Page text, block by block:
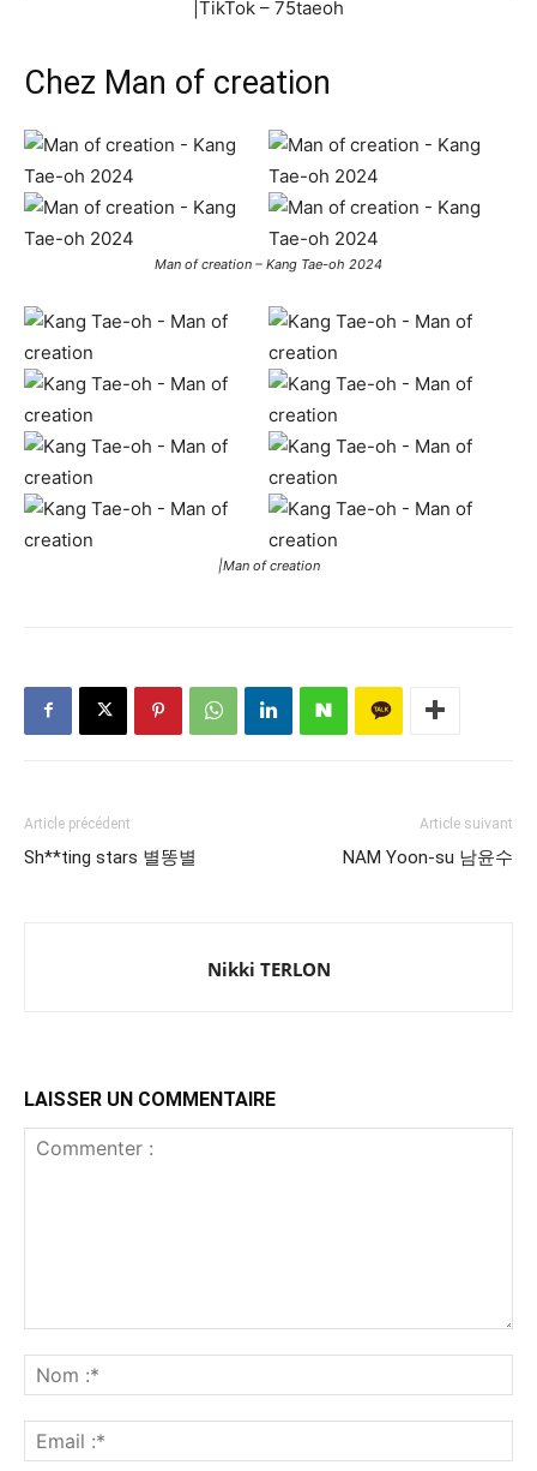
|TikTok – 75taeoh
Chez Man of creation
Man of creation – Kang Tae-oh 2024
|Man of creation
Article précédent
Sh**ting stars 별똥별
Article suivant
NAM Yoon-su 남윤수
Nikki TERLON
LAISSER UN COMMENTAIRE